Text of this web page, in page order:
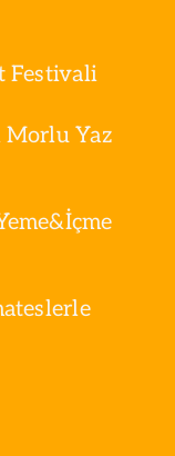
Festivali
Morlu Yaz